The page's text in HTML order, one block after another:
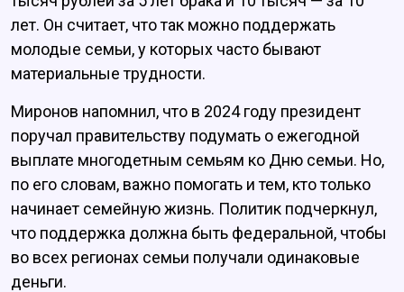
лет. Он считает, что так можно поддержать
молодые семьи, у которых часто бывают
материальные трудности.
Миронов напомнил, что в 2024 году президент
поручал правительству подумать о ежегодной
выплате многодетным семьям ко Дню семьи. Но,
по его словам, важно помогать и тем, кто только
начинает семейную жизнь. Политик подчеркнул,
что поддержка должна быть федеральной, чтобы
во всех регионах семьи получали одинаковые
деньги.